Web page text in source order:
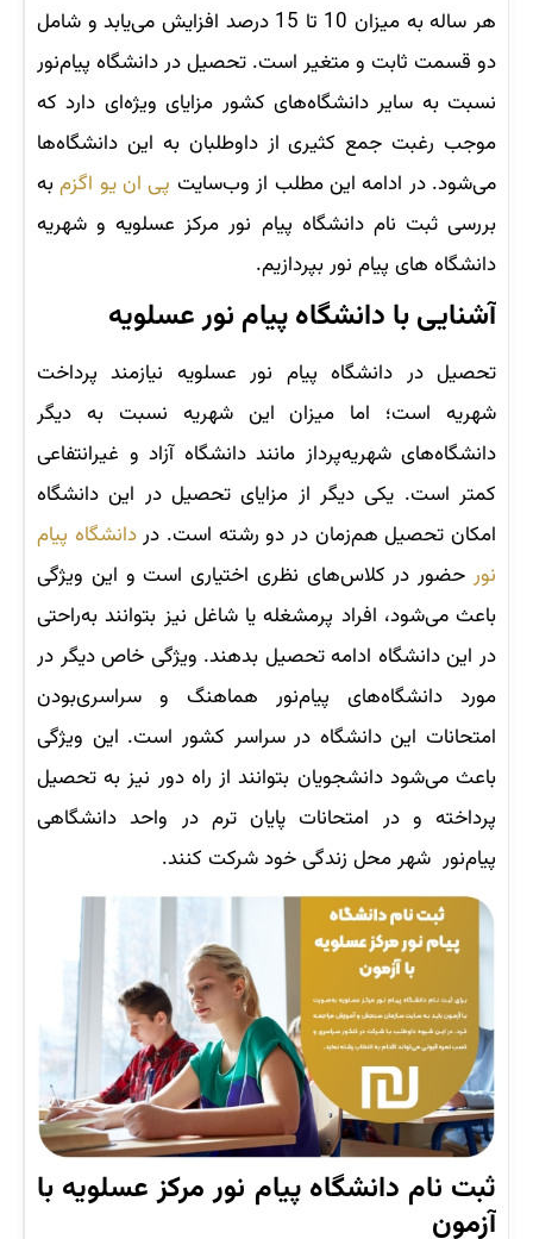
هر ساله به میزان 10 تا 15 درصد افزایش می‌یابد و شامل
دو قسمت ثابت و متغیر است. تحصیل در دانشگاه پیام‌نور
نسبت به سایر دانشگاه‌های کشور مزایای ویژه‌ای دارد که
موجب رغبت جمع کثیری از داوطلبان به این دانشگاه‌ها
می‌شود. در ادامه این مطلب از وب‌سایت پی ان یو اگزمبه
بررسی ثبت نام دانشگاه پیام نور مرکز عسلویه و شهریه
دانشگاه های پیام نور بپردازیم.
آشنایی با دانشگاه پیام نور عسلویه
تحصیل در دانشگاه پیام نور عسلویه نیازمند پرداخت
شهریه است؛ اما میزان این شهریه نسبت به دیگر
دانشگاه‌های شهریه‌پرداز مانند دانشگاه آزاد و غیرانتفاعی
کمتر است. یکی دیگر از مزایای تحصیل در این دانشگاه
امکان تحصیل هم‌زمان در دو رشته است. دردانشگاه پیام
نور حضور در کلاس‌های نظری اختیاری است و این ویژگی
باعث می‌شود، افراد پرمشغله یا شاغل نیز بتوانند به‌راحتی
در این دانشگاه ادامه تحصیل بدهند. ویژگی خاص دیگر در
مورد دانشگاه‌های پیام‌نور هماهنگ و سراسری‌بودن
امتحانات این دانشگاه در سراسر کشور است. این ویژگی
باعث می‌شود دانشجویان بتوانند از راه دور نیز به تحصیل
پرداخته و در امتحانات پایان ‌ترم در واحد دانشگاهی
پیام‌نور شهر محل زندگی خود شرکت کنند.
ثبت نام دانشگاه پیام نور مرکز عسلویه با
آزمون